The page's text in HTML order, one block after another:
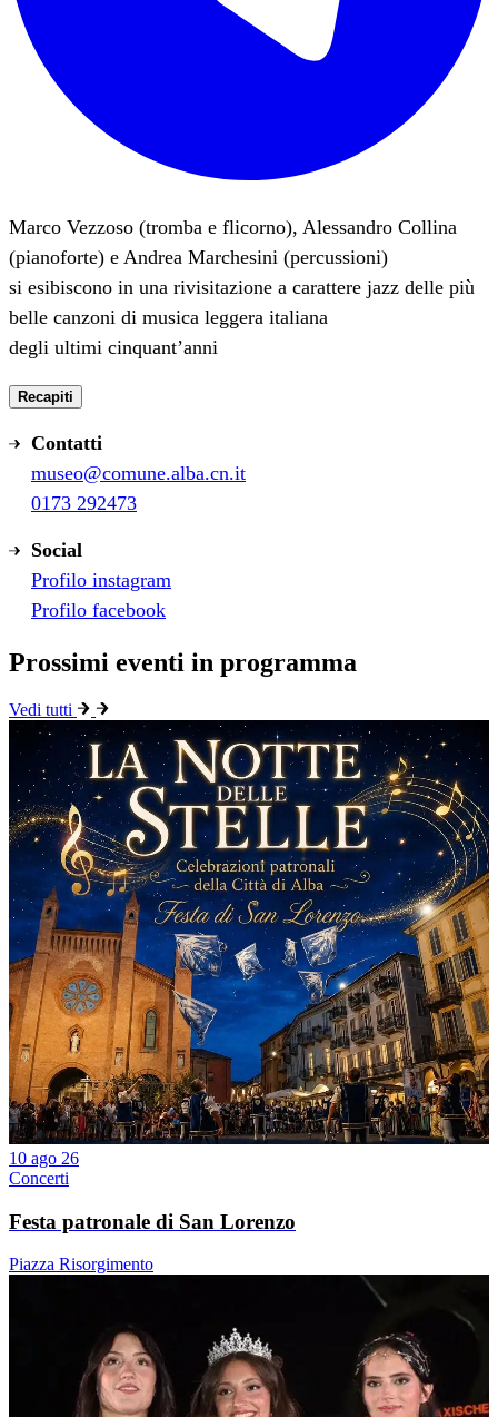
Marco Vezzoso (tromba e flicorno), Alessandro Collina
(pianoforte) e Andrea Marchesini (percussioni)
si esibiscono in una rivisitazione a carattere jazz delle più
belle canzoni di musica leggera italiana
degli ultimi cinquant’anni
Recapiti
Contatti
museo@comune.alba.cn.it
0173 292473
Social
Profilo instagram
Profilo facebook
Prossimi eventi in programma
Vedi tutti
10 ago 26
Concerti
Festa patronale di San Lorenzo
Piazza Risorgimento